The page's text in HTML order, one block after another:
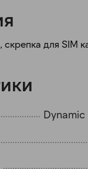
для SIM
Dynamic